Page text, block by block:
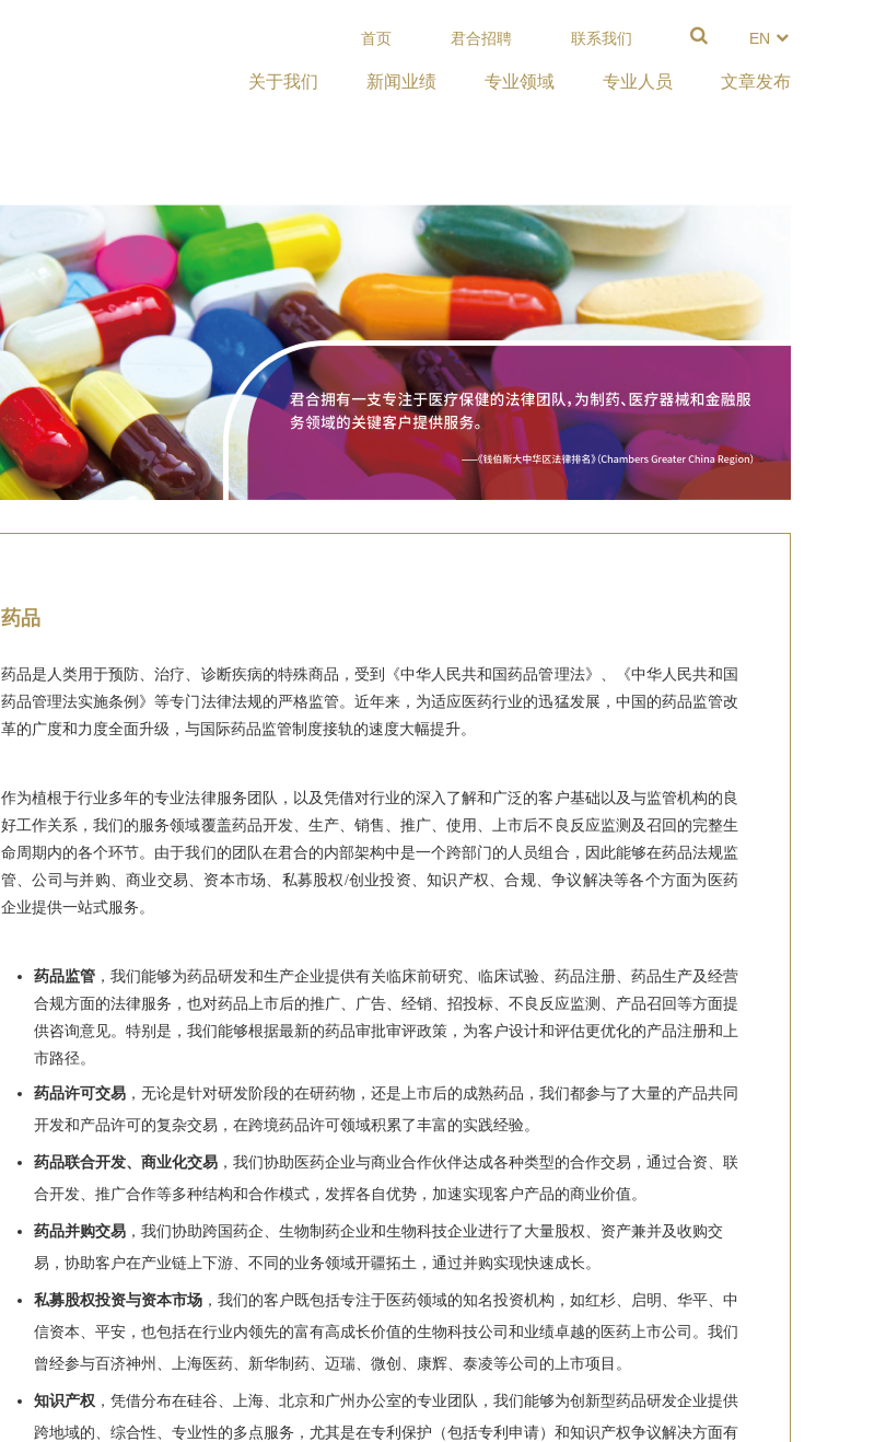
EN
首页 君合招聘 联系我们
关于我们 新闻业绩 专业领域 专业人员 文章发布
药品
药品是人类用于预防、治疗、诊断疾病的特殊商品，受到《中华人民共和国药品管理法》、《中华人民共和国
药品管理法实施条例》等专门法律法规的严格监管。近年来，为适应医药行业的迅猛发展，中国的药品监管改
革的广度和力度全面升级，与国际药品监管制度接轨的速度大幅提升。
作为植根于行业多年的专业法律服务团队，以及凭借对行业的深入了解和广泛的客户基础以及与监管机构的良
好工作关系，我们的服务领域覆盖药品开发、生产、销售、推广、使用、上市后不良反应监测及召回 的完整生
命周期内的各个环节。由于我们的团队在君合的内部架构中是一个跨部门的人员组合，因此能够在药品法规监
管、公司与并购、商业交易、 资本市场、私募股权/创业投资、知识产权、合规、争议解决等各个方面为医药
企业提供一站式服务。
药品监管，我们能够为药品研发和生产企业提供有关临床前研究、临床试验、药品注册、药品生产及经营
合规方面的法律服务，也对药品上市后的推广、广告、经销、招投标、不良反应监测、产品召回等方面提
供咨询意见。特别是，我们能够根据最新的药品审批审评政策，为客户设计和评估更优化的产品注册和上
市路径。
药品许可交易，无论是针对研发阶段的在研药物，还是上市后的成熟药品，我们都参与了大量的产品共同
开发和产品许可的复杂交易，在跨境药品许可领域积累了丰富的实践经验。
药品联合开发、商业化交易，我们协助医药企业与商业合作伙伴达成各种类型的合作交易，通过合资、联
合开发、推广合作等多种结构和合作模式，发挥各自优势，加速实现客户产品的商业价值。
药品并购交易，我们协助跨国药企、生物制药企业和生物科技企业进行了大量股权、资产兼并及收购交
易，协助客户在产业链上下游、不同的业务领域开疆拓土，通过并购实现快速成长。
私募股权投资与资本市场，我们的客户既包括专注于医药领域的知名投资机构，如红杉、启明、华平、中
信资本、平安，也包括在行业内领先的富有高成长价值的生物科技公司和业绩卓越的医药上市公司。我们
曾经参与百济神州、上海医药、新华制药、迈瑞、微创、康辉、泰凌等公司的上市项目。
知识产权，凭借分布在硅谷、上海、北京和广州办公室的专业团队，我们能够为创新型药品研发企业提供
跨地域的、综合性、专业性的多点服务，尤其是在专利保护（包括专利申请）和知识产权争议解决方面有